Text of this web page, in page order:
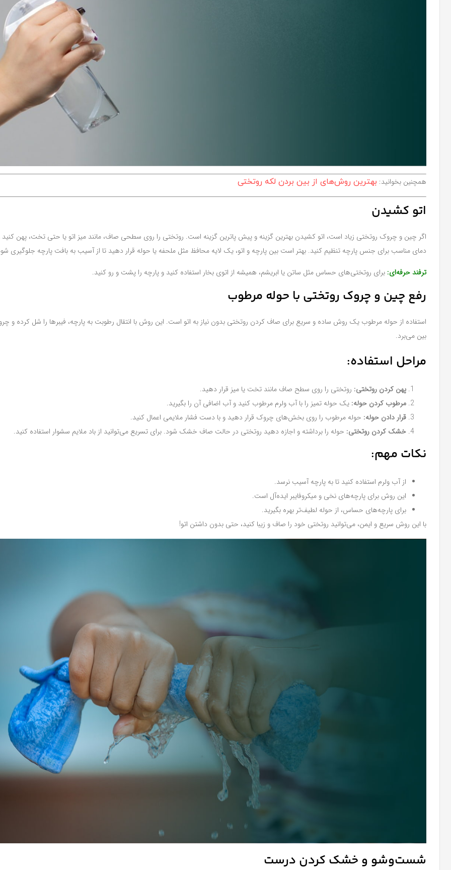
همچنین بخوانید: بهترین روش‌های از بین بردن لکه روتختی
اتو کشیدن
اگر چین‌ و چروک‌ روتختی زیاد است، اتو کشیدن بهترین گزینه و پیش پاترین گزینه است. روتختی را روی سطحی صاف، مانند میز اتو یا حتی تخت، پهن کنید
دمای مناسب برای جنس پارچه تنظیم کنید. بهتر است بین پارچه و اتو، یک لایه محافظ مثل ملحفه یا حوله قرار دهید تا از آسیب به بافت پارچه جلوگیری
ترفند حرفه‌ای: برای روتختی‌های حساس مثل ساتن یا ابریشم، همیشه از اتوی بخار استفاده کنید و پارچه را پشت و رو کنید.
رفع چین و چروک روتختی با حوله مرطوب
استفاده از حوله مرطوب یک روش ساده و سریع برای صاف کردن روتختی بدون نیاز به اتو است. این روش با انتقال رطوبت به پارچه، فیبرها را شل کرده و
بین می‌برد.
مراحل استفاده:
پهن کردن روتختی: روتختی را روی سطح صاف مانند تخت یا میز قرار دهید.
مرطوب کردن حوله: یک حوله تمیز را با آب ولرم مرطوب کنید و آب اضافی آن را بگیرید.
قرار دادن حوله: حوله مرطوب را روی بخش‌های چروک قرار دهید و با دست فشار ملایمی اعمال کنید.
خشک کردن روتختی: حوله را برداشته و اجازه دهید روتختی در حالت صاف خشک شود. برای تسریع می‌توانید از باد ملایم سشوار استفاده کنید.
نکات مهم:
از آب ولرم استفاده کنید تا به پارچه آسیب نرسد.
این روش برای پارچه‌های نخی و میکروفایبر ایده‌آل است.
برای پارچه‌های حساس، از حوله لطیف‌تر بهره بگیرید.
با این روش سریع و ایمن، می‌توانید روتختی خود را صاف و زیبا کنید، حتی بدون داشتن اتو!
شست‌وشو و خشک کردن درست